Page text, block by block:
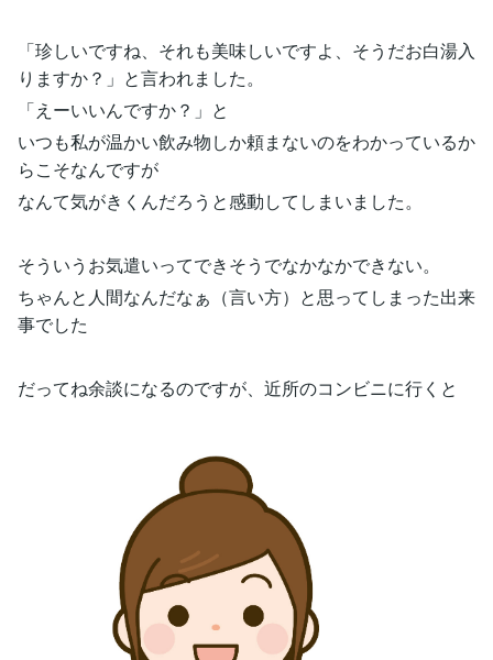
「珍しいですね、それも美味しいですよ、そうだお白湯入
りますか？」と言われました。
「えーいいんですか？」と
いつも私が温かい飲み物しか頼まないのをわかっているか
らこそなんですが
なんて気がきくんだろうと感動してしまいました。
そういうお気遣いってできそうでなかなかできない。
ちゃんと人間なんだなぁ（言い方）と思ってしまった出来
事でした
だってね余談になるのですが、近所のコンビニに行くと